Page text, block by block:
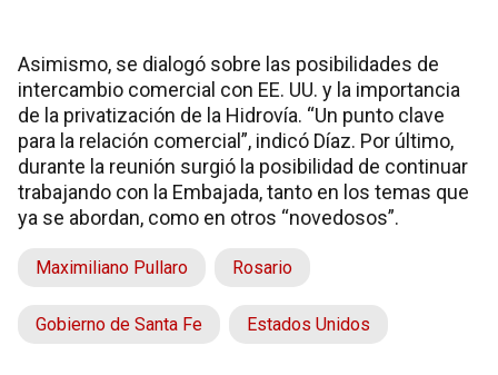
Asimismo, se dialogó sobre las posibilidades de
intercambio comercial con EE. UU. y la importancia
de la privatización de la Hidrovía. “Un punto clave
para la relación comercial”, indicó Díaz. Por último,
durante la reunión surgió la posibilidad de continuar
trabajando con la Embajada, tanto en los temas que
ya se abordan, como en otros “novedosos”.
Maximiliano Pullaro Rosario
Gobierno de Santa Fe Estados Unidos